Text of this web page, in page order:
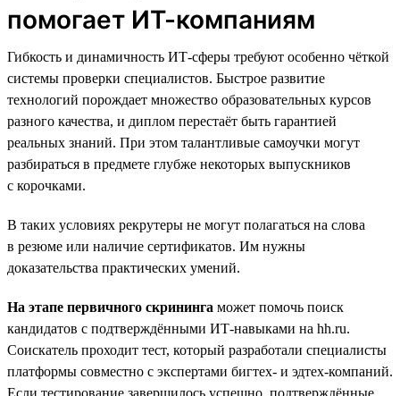
помогает ИТ-компаниям
Гибкость и динамичность ИТ-сферы требуют особенно чёткой
системы проверки специалистов. Быстрое развитие
технологий порождает множество образовательных курсов
разного качества, и диплом перестаёт быть гарантией
реальных знаний. При этом талантливые самоучки могут
разбираться в предмете глубже некоторых выпускников
с корочками.
В таких условиях рекрутеры не могут полагаться на слова
в резюме или наличие сертификатов. Им нужны
доказательства практических умений.
На этапе первичного скрининга может помочь поиск
кандидатов с подтверждёнными ИТ-навыками на hh.ru.
Соискатель проходит тест, который разработали специалисты
платформы совместно с экспертами бигтех- и эдтех-компаний.
Если тестирование завершилось успешно, подтверждённые